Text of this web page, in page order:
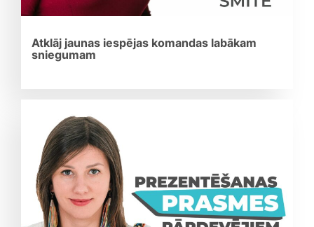
Atklāj jaunas iespējas komandas labākam
sniegumam